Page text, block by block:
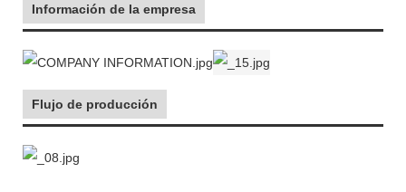
Información de la empresa
Flujo de producción